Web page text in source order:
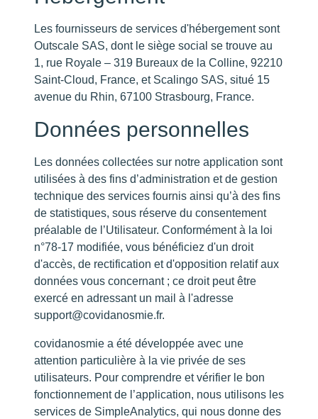
Les fournisseurs de services d'hébergement sont
Outscale SAS, dont le siège social se trouve au
1, rue Royale – 319 Bureaux de la Colline, 92210
Saint-Cloud, France, et Scalingo SAS, situé 15
avenue du Rhin, 67100 Strasbourg, France.
Données personnelles
Les données collectées sur notre application sont
utilisées à des fins d’administration et de gestion
technique des services fournis ainsi qu’à des fins
de statistiques, sous réserve du consentement
préalable de l’Utilisateur. Conformément à la loi
n°78-17 modifiée, vous bénéficiez d'un droit
d'accès, de rectification et d'opposition relatif aux
données vous concernant ; ce droit peut être
exercé en adressant un mail à l'adresse
support@covidanosmie.fr.
covidanosmie a été développée avec une
attention particulière à la vie privée de ses
utilisateurs. Pour comprendre et vérifier le bon
fonctionnement de l’application, nous utilisons les
services de SimpleAnalytics, qui nous donne des